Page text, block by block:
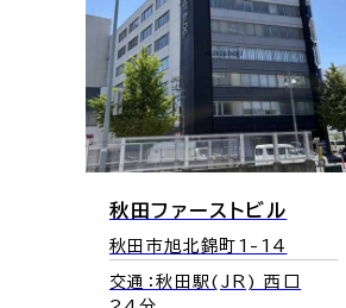
秋田ファーストビル
秋田市旭北錦町1-14
交通：秋田駅(JR) 西口